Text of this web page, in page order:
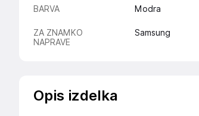
BARVA Modra
ZA ZNAMKO
NAPRAVE
Samsung
Opis izdelka